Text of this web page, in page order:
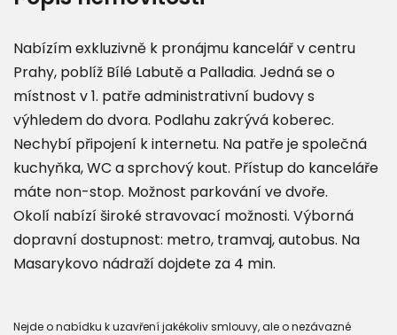
Nabízím exkluzivně k pronájmu kancelář v centru
Prahy, poblíž Bílé Labutě a Palladia. Jedná se o
místnost v 1. patře administrativní budovy s
výhledem do dvora. Podlahu zakrývá koberec.
Nechybí připojení k internetu. Na patře je společná
kuchyňka, WC a sprchový kout. Přístup do kanceláře
máte non-stop. Možnost parkování ve dvoře.
Okolí nabízí široké stravovací možnosti. Výborná
dopravní dostupnost: metro, tramvaj, autobus. Na
Masarykovo nádraží dojdete za 4 min.
Nejde o nabídku k uzavření jakékoliv smlouvy, ale o nezávazné